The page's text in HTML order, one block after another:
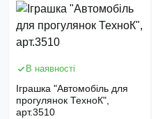
В наявності
Іграшка "Автомобіль для
прогулянок ТехноК",
арт.3510